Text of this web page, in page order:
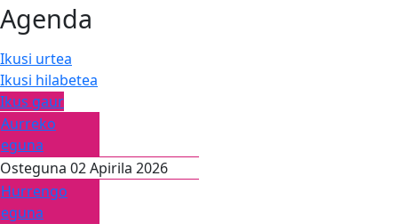
Agenda
Ikusi urtea
Ikusi hilabetea
Ikus gaur
Aurreko
eguna
Osteguna 02 Apirila 2026
Hurrengo
eguna